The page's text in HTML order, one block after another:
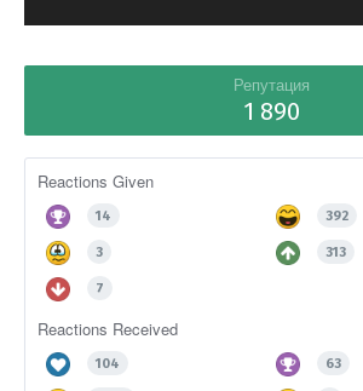
Репутация
1 890
Reactions Given
14 392
3 313
7
Reactions Received
104 63